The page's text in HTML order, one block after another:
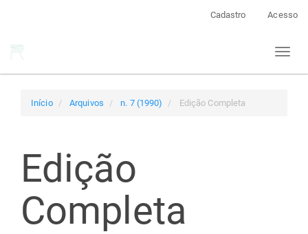
Cadastro Acesso
Toggle
Início Arquivos n. 7 (1990) Edição Completa
Edição
Completa